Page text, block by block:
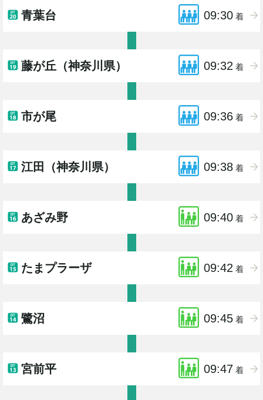
青葉台 09:30 着
藤が丘（神奈川県） 09:32 着
市が尾 09:36 着
江田（神奈川県） 09:38 着
あざみ野 09:40 着
たまプラーザ 09:42 着
鷺沼 09:45 着
宮前平 09:47 着